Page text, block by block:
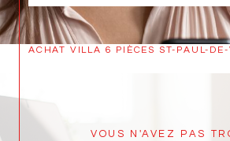
ACHAT VILLA 6 PIÈCES ST-PAUL-
VOUS N'AVEZ PAS